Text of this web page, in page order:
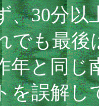
、30分
でも最後
と同じ
を誤解し